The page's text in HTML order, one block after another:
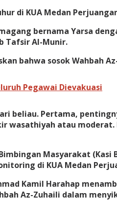
di KUA Medan
bernama Yarsa
Tafsir Al-Munir.
bahwa sosok Wahbah
Pegawai Dievakuasi
beliau. Pertama,
wasathiyah atau
Masyarakat
di KUA Medan
Kamil Harahap
Az-Zuhaili dalam